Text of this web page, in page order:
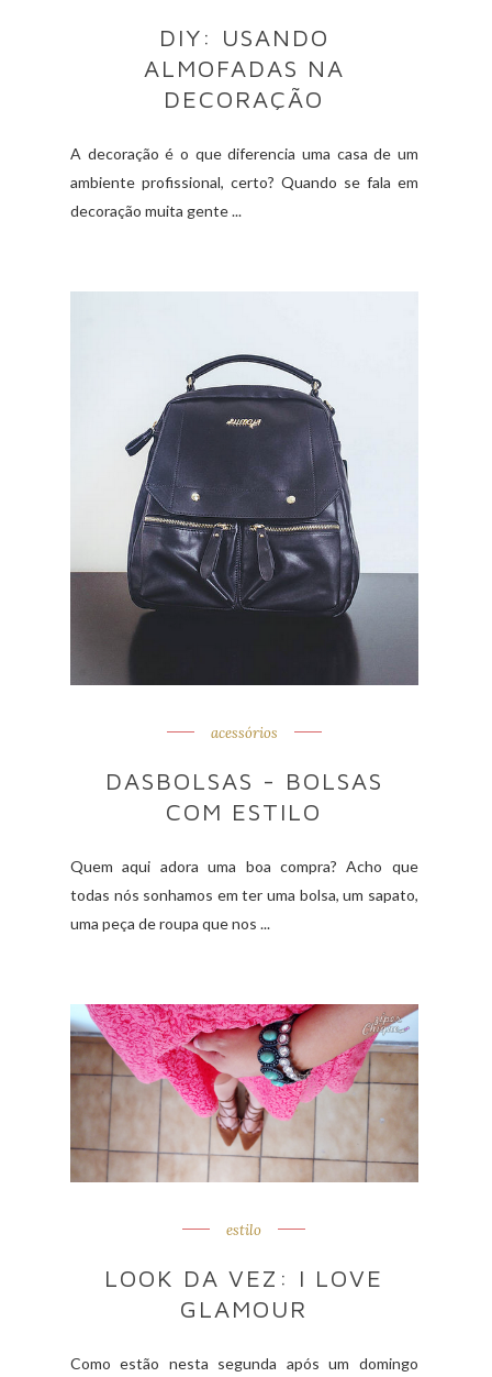
DIY: USANDO
ALMOFADAS NA
DECORAÇÃO
A decoração é o que diferencia uma casa de um
ambiente profissional, certo? Quando se fala em
decoração muita gente ...
acessórios
DASBOLSAS - BOLSAS
COM ESTILO
Quem aqui adora uma boa compra? Acho que
todas nós sonhamos em ter uma bolsa, um sapato,
uma peça de roupa que nos ...
estilo
LOOK DA VEZ: I LOVE
GLAMOUR
Como estão nesta segunda após um domingo